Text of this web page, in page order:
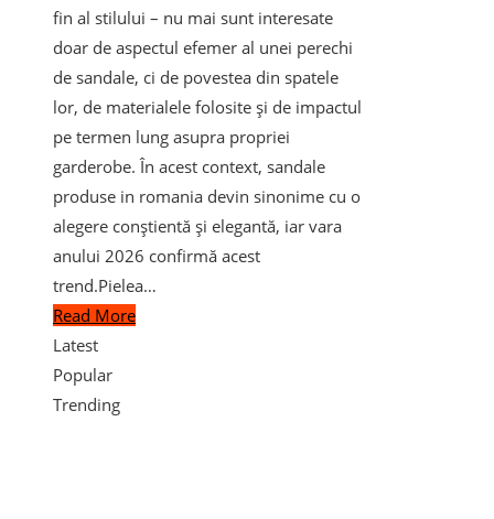
fin al stilului – nu mai sunt interesate
doar de aspectul efemer al unei perechi
de sandale, ci de povestea din spatele
lor, de materialele folosite și de impactul
pe termen lung asupra propriei
garderobe. În acest context, sandale
produse in romania devin sinonime cu o
alegere conștientă și elegantă, iar vara
anului 2026 confirmă acest
trend.Pielea…
Read More
Latest
Popular
Trending